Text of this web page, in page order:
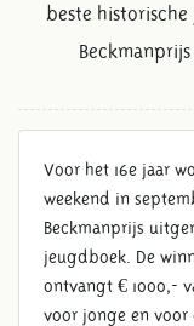
beste
Voor het 16e jaar
weekend in
Beckmanprijs
jeugdboek. De
ontvangt € 1000,-
voor jonge en voor